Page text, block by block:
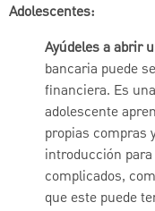
Adolescentes:
Ayúdeles a abrir
bancaria puede
financiera. Es
adolescente
propias compras
introducción
complicados,
que este puede